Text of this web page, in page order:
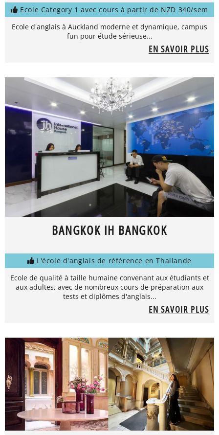
Ecole Category 1 avec cours à partir de NZD 340/sem
Ecole d'anglais à Auckland moderne et dynamique, campus
fun pour étude sérieuse...
EN SAVOIR PLUS
BANGKOK IH BANGKOK
L'école d'anglais de référence en Thailande
Ecole de qualité à taille humaine convenant aux étudiants et
aux adultes, avec de nombreux cours de préparation aux
tests et diplômes d'anglais...
EN SAVOIR PLUS